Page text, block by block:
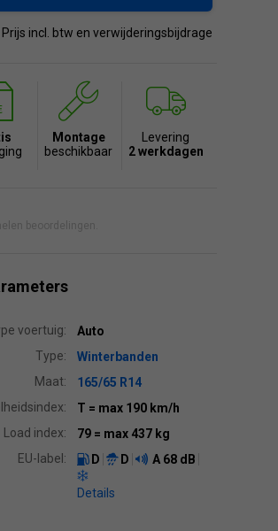
Prijs incl. btw en verwijderingsbijdrage
Montage
beschikbaar
Levering
2 werkdagen
beoordelingen.
voertuig:
Auto
Type:
Winterbanden
Maat:
165/65 R14
T = max 190 km/h
Load index:
79 = max 437 kg
EU-label:
D D A 68 dB
Details